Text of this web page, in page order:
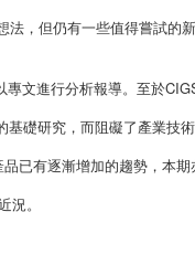
，但仍有一些值得嘗試的新
文進行分析報導。至於
礎研究，而阻礙了產業技
已有逐漸增加的趨勢，本
。